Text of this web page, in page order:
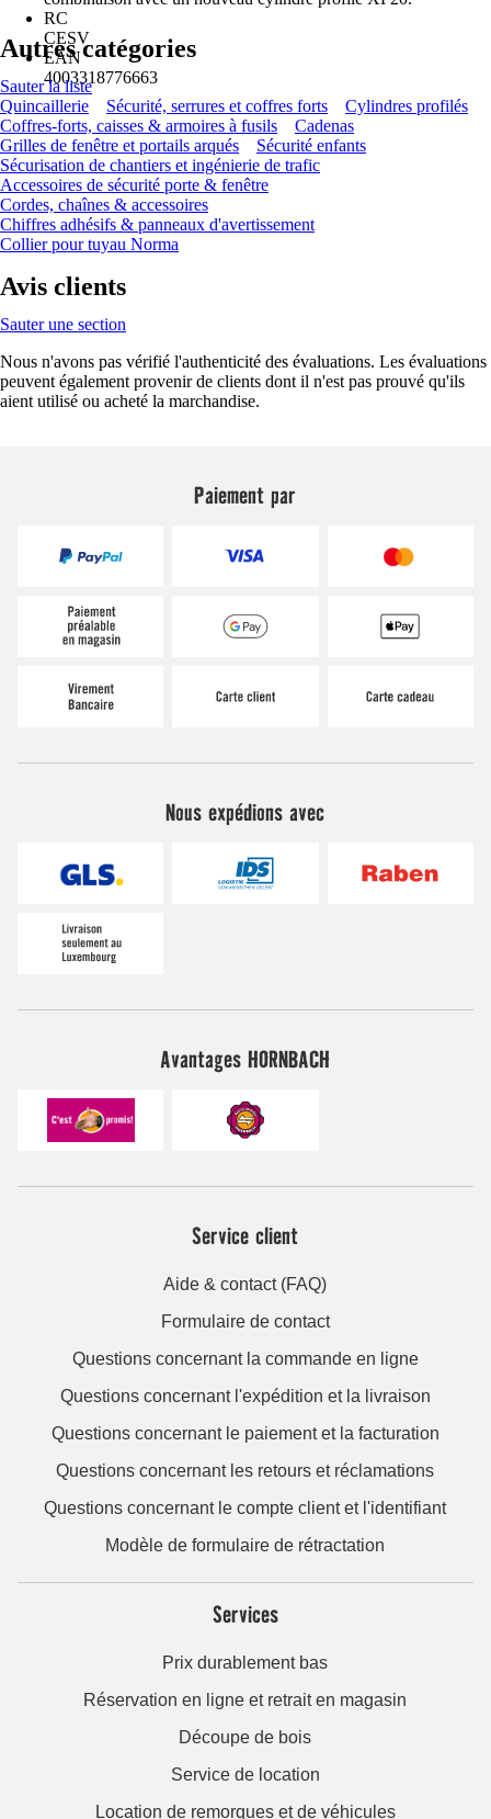
RC
CESV
EAN
4003318776663
Autres catégories
Sauter la liste
Quincaillerie
Sécurité, serrures et coffres forts
Cylindres profilés
Coffres-forts, caisses & armoires à fusils
Cadenas
Grilles de fenêtre et portails arqués
Sécurité enfants
Sécurisation de chantiers et ingénierie de trafic
Accessoires de sécurité porte & fenêtre
Cordes, chaînes & accessoires
Chiffres adhésifs & panneaux d'avertissement
Collier pour tuyau Norma
Avis clients
Sauter une section
Nous n'avons pas vérifié l'authenticité des évaluations. Les évaluations
peuvent également provenir de clients dont il n'est pas prouvé qu'ils
aient utilisé ou acheté la marchandise.
Paiement par
Nous expédions avec
Avantages HORNBACH
Service client
Aide & contact (FAQ)
Formulaire de contact
Questions concernant la commande en ligne
Questions concernant l'expédition et la livraison
Questions concernant le paiement et la facturation
Questions concernant les retours et réclamations
Questions concernant le compte client et l'identifiant
Modèle de formulaire de rétractation
Services
Prix durablement bas
Réservation en ligne et retrait en magasin
Découpe de bois
Service de location
Location de remorques et de véhicules